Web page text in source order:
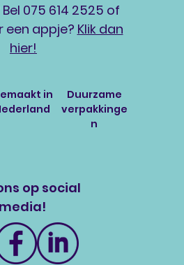
075 614 2525 of
een appje? Klik dan
hier!
in
Duurzame
verpakkinge
n
op social
media!